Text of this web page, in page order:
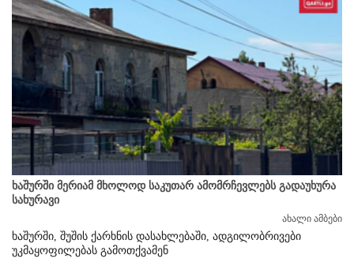
ხაშურში მერიამ მხოლოდ საკუთარ ამომრჩევლებს გადაუხურა
სახურავი
ახალი ამბები
ხაშურში, შუშის ქარხნის დასახლებაში, ადგილობრივები
უკმაყოფილებას გამოთქვამენ